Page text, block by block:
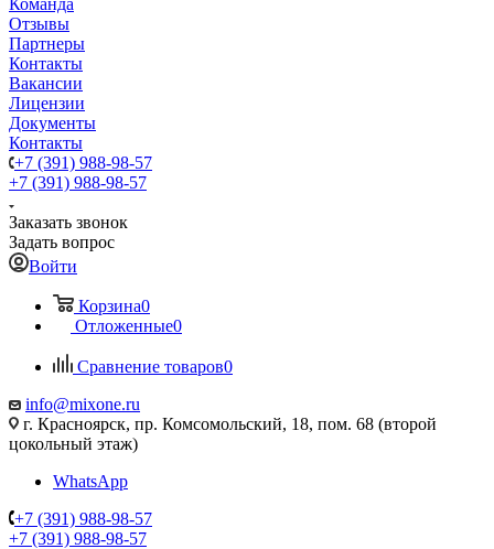
Команда
Отзывы
Партнеры
Контакты
Вакансии
Лицензии
Документы
Контакты
+7 (391) 988-98-57
+7 (391) 988-98-57
Заказать звонок
Задать вопрос
Войти
Корзина0
Отложенные0
Сравнение товаров0
info@mixone.ru
г. Красноярск, пр. Комсомольский, 18, пом. 68 (второй
цокольный этаж)
WhatsApp
+7 (391) 988-98-57
+7 (391) 988-98-57